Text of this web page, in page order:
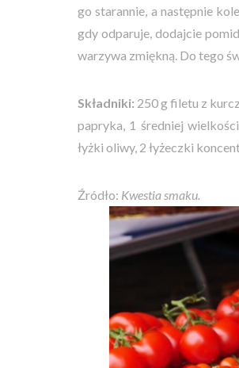
go starannie, a następnie
gdy odparuje, dodajcie
warzywa zmiękną. Do tego
Składniki: 250 g filetu z
papryka, 1 średniej
łyżki oliwy, 2 łyżeczki
Źródło: Kwestia smaku.